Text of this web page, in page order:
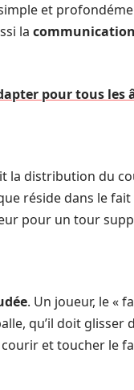
et
la communication
pour tous les
la distribution du
réside dans le
pour un tour
. Un joueur, le «
qu’il doit glisser
et toucher le